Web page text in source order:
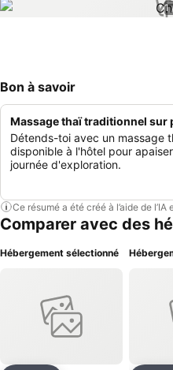
1
Bon à savoir
Massage thaï traditionnel sur
Détends-toi avec un massage
disponible à l'hôtel pour
journée d'exploration.
Ce résumé a été créé à l’aide de
Comparer avec des
Hébergement sélectionné